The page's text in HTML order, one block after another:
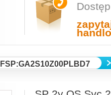
FSP:GA2S10Z00PLBD7